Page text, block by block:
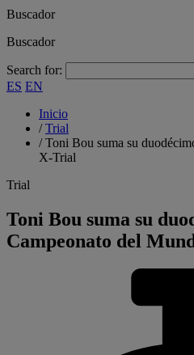
Buscador
Buscador
Search for:
ES EN
Inicio
/Trial
/Toni Bou suma su
X-Trial
Trial
Toni Bou suma su
Campeonato del